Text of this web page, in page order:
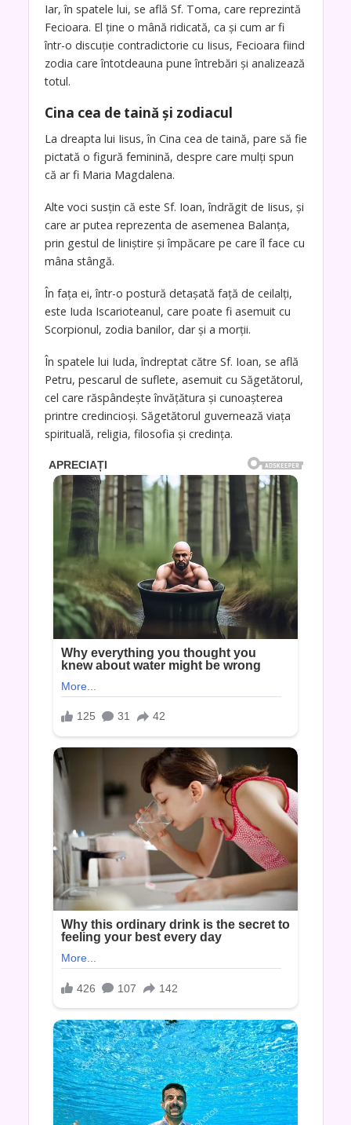
Iar, în spatele lui, se află Sf. Toma, care reprezintă
Fecioara. El ține o mână ridicată, ca și cum ar fi
într-o discuție contradictorie cu Iisus, Fecioara fiind
zodia care întotdeauna pune întrebări și analizează
totul.
Cina cea de taină și zodiacul
La dreapta lui Iisus, în Cina cea de taină, pare să fie
pictată o figură feminină, despre care mulți spun
că ar fi Maria Magdalena.
Alte voci susțin că este Sf. Ioan, îndrăgit de Iisus, și
care ar putea reprezenta de asemenea Balanța,
prin gestul de liniștire și împăcare pe care îl face cu
mâna stângă.
În fața ei, într-o postură detașată față de ceilalți,
este Iuda Iscarioteanul, care poate fi asemuit cu
Scorpionul, zodia banilor, dar și a morții.
În spatele lui Iuda, îndreptat către Sf. Ioan, se află
Petru, pescarul de suflete, asemuit cu Săgetătorul,
cel care răspândește învățătura și cunoașterea
printre credincioși. Săgetătorul guvernează viața
spirituală, religia, filosofia și credința.